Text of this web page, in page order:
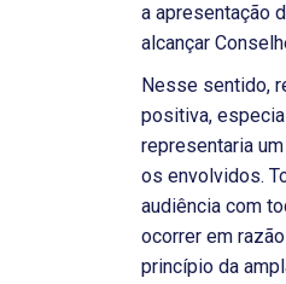
a apresentação
alcançar
Nesse sentido,
positiva,
representaria
os envolvidos.
audiência com
ocorrer em
princípio da